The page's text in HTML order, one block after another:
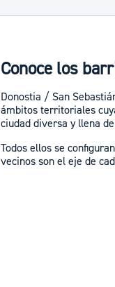
Conoce los
Donostia / San
ámbitos territoriales
ciudad diversa y llena
Todos ellos se
vecinos son el eje de